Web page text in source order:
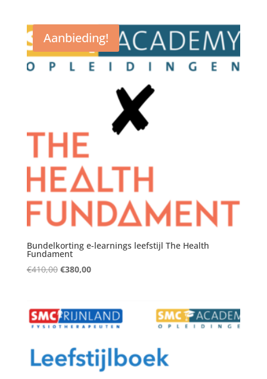
Aanbieding!
Bundelkorting e-learnings leefstijl The Health
Fundament
€410,00 Oorspronkelijke
€410,00.
€380,00Huidige
€380,00.